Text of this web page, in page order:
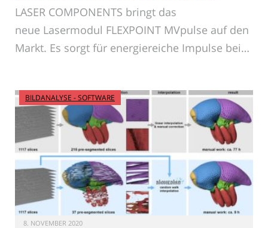
LASER COMPONENTS bringt das
neue Lasermodul FLEXPOINT MVpulse auf den
Markt. Es sorgt für energiereiche Impulse bei…
BILDANALYSE - SOFTWARE
8. NOVEMBER 2020